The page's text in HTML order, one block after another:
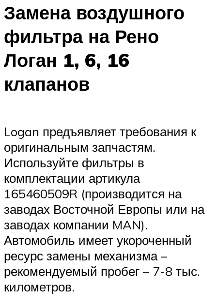
Замена воздушного
фильтра на Рено
Логан 1, 6, 16
клапанов
Logan предъявляет требования к
оригинальным запчастям.
Используйте фильтры в
комплектации артикула
165460509R (производится на
заводах Восточной Европы или на
заводах компании MAN).
Автомобиль имеет укороченный
ресурс замены механизма –
рекомендуемый пробег – 7-8 тыс.
километров.